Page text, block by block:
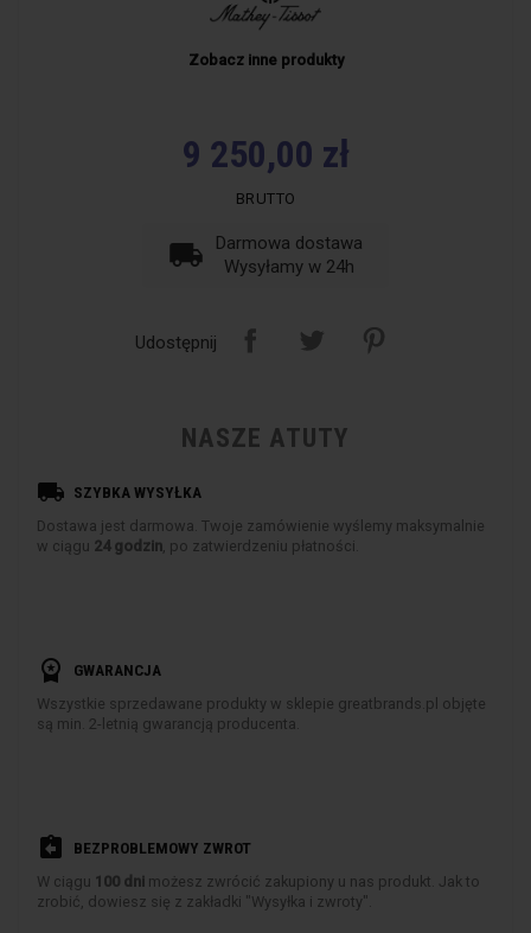
Zobacz inne produkty
9 250,00 zł
BRUTTO
local_shipping
Darmowa dostawa
Wysyłamy w 24h
Udostępnij
NASZE ATUTY
local_shipping SZYBKA WYSYŁKA
Dostawa jest darmowa. Twoje zamówienie wyślemy maksymalnie
w ciągu 24 godzin, po zatwierdzeniu płatności.
workspace_premium GWARANCJA
Wszystkie sprzedawane produkty w sklepie greatbrands.pl objęte
są min. 2-letnią gwarancją producenta.
assignment_return BEZPROBLEMOWY ZWROT
W ciągu 100 dni możesz zwrócić zakupiony u nas produkt. Jak to
zrobić, dowiesz się z zakładki "Wysyłka i zwroty".